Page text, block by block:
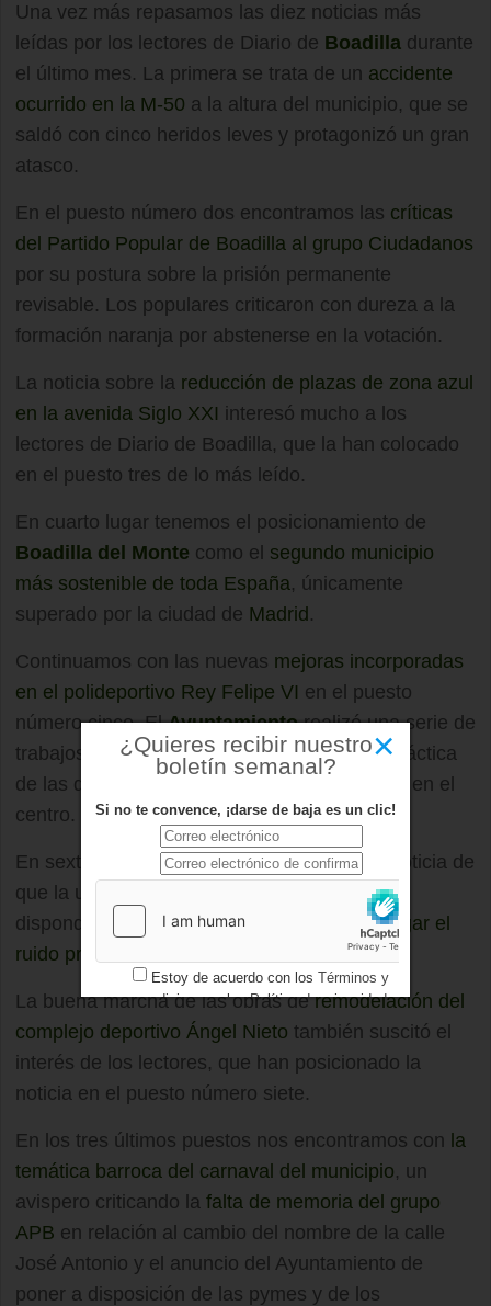
Una vez más repasamos las diez noticias más
leídas por los lectores de Diario de Boadilla durante
el último mes. La primera se trata de un accidente
ocurrido en la M-50 a la altura del municipio, que se
saldó con cinco heridos leves y protagonizó un gran
atasco.
En el puesto número dos encontramos las críticas
del Partido Popular de Boadilla al grupo Ciudadanos
por su postura sobre la prisión permanente
revisable. Los populares criticaron con dureza a la
formación naranja por abstenerse en la votación.
La noticia sobre la reducción de plazas de zona azul
en la avenida Siglo XXI interesó mucho a los
lectores de Diario de Boadilla, que la han colocado
en el puesto tres de lo más leído.
En cuarto lugar tenemos el posicionamiento de
Boadilla del Monte como el segundo municipio
más sostenible de toda España, únicamente
superado por la ciudad de Madrid .
Continuamos con las nuevas mejoras incorporadas
en el polideportivo Rey Felipe VI en el puesto
número cinco. ElAyuntamientorealizó una serie de
trabajos para dar un salto de calidad en la práctica
de las diferentes disciplinas que se practican en el
centro.
En sexta posición nos encontramos con la noticia de
que la urbanización de El Olivar de Mirabal
dispondrá de unapantalla acústica para mitigar el
ruido producido por la carretera M-513.
La buena marcha de las obras deremodelación del
complejo deportivo Ángel Nieto también suscitó el
interés de los lectores, que han posicionado la
noticia en el puesto número siete.
En los tres últimos puestos nos encontramos con la
temática barroca del carnaval del municipio, un
avispero criticando la falta de memoria del grupo
APB en relación al cambio del nombre de la calle
José Antonio y el anuncio del Ayuntamiento de
poner a disposición de las pymes y de los
×
¿Quieres recibir nuestro
boletín semanal?
Si no te convence, ¡darse de baja es un clic!
Estoy de acuerdo con los Términos y
condicionesy losPolítica de privacidad